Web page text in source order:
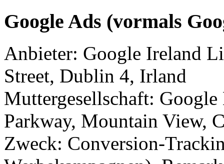
Google Ads (vormals
Anbieter: Google Ireland
Street, Dublin 4, Irland
Muttergesellschaft:
Parkway, Mountain View,
Zweck: Conversion-